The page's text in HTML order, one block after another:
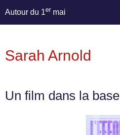
Autour du 1er mai
Sarah Arnold
Un film dans la base